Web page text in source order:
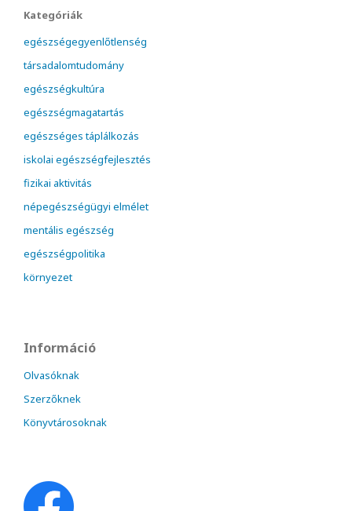
Kategóriák
egészségegyenlőtlenség
társadalomtudomány
egészségkultúra
egészségmagatartás
egészséges táplálkozás
iskolai egészségfejlesztés
fizikai aktivitás
népegészségügyi elmélet
mentális egészség
egészségpolitika
környezet
Információ
Olvasóknak
Szerzőknek
Könyvtárosoknak